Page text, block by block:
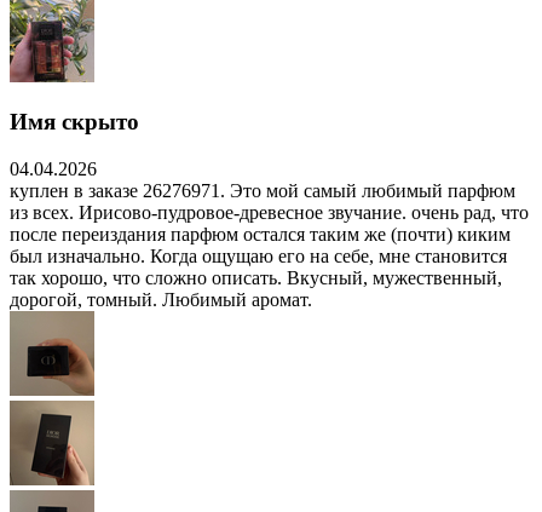
Имя скрыто
04.04.2026
куплен в заказе 26276971. Это мой самый любимый парфюм
из всех. Ирисово-пудровое-древесное звучание. очень рад, что
после переиздания парфюм остался таким же (почти) киким
был изначально. Когда ощущаю его на себе, мне становится
так хорошо, что сложно описать. Вкусный, мужественный,
дорогой, томный. Любимый аромат.